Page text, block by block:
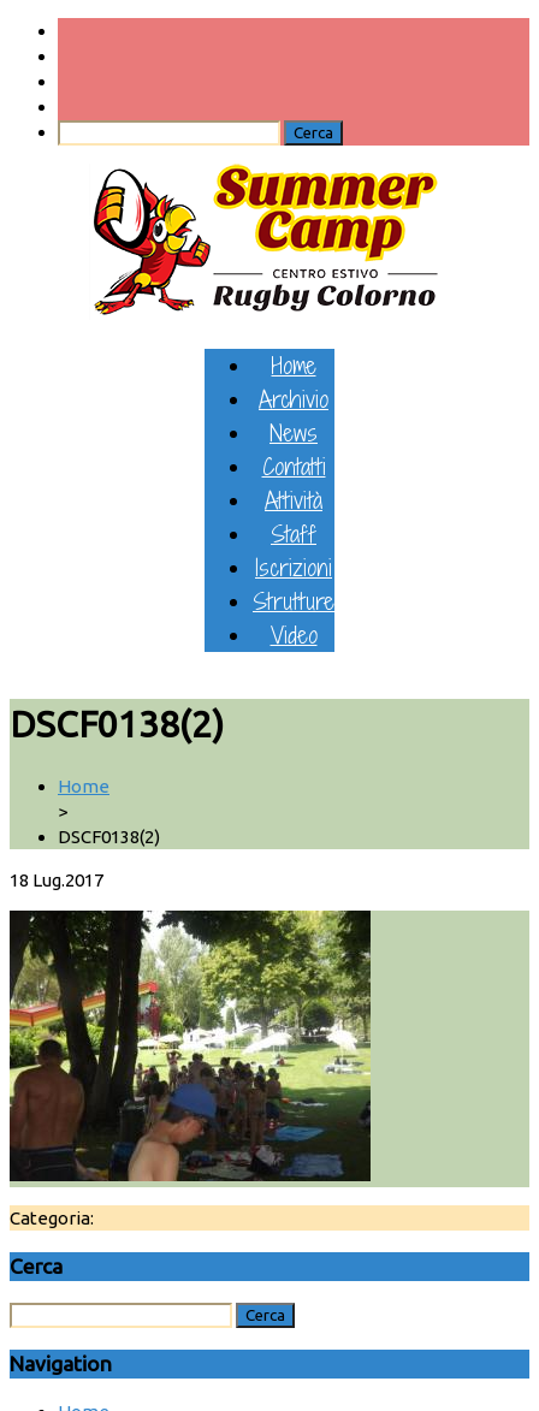
Home
Archivio
News
Contatti
Attività
Staff
Iscrizioni
Strutture
Video
DSCF0138(2)
Home
>
DSCF0138(2)
18 Lug.2017
Categoria:
Cerca
Navigation